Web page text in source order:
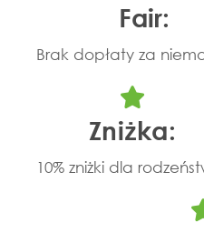
Fair:
Brak dopłaty za
Zniżka:
10% zniżki dla